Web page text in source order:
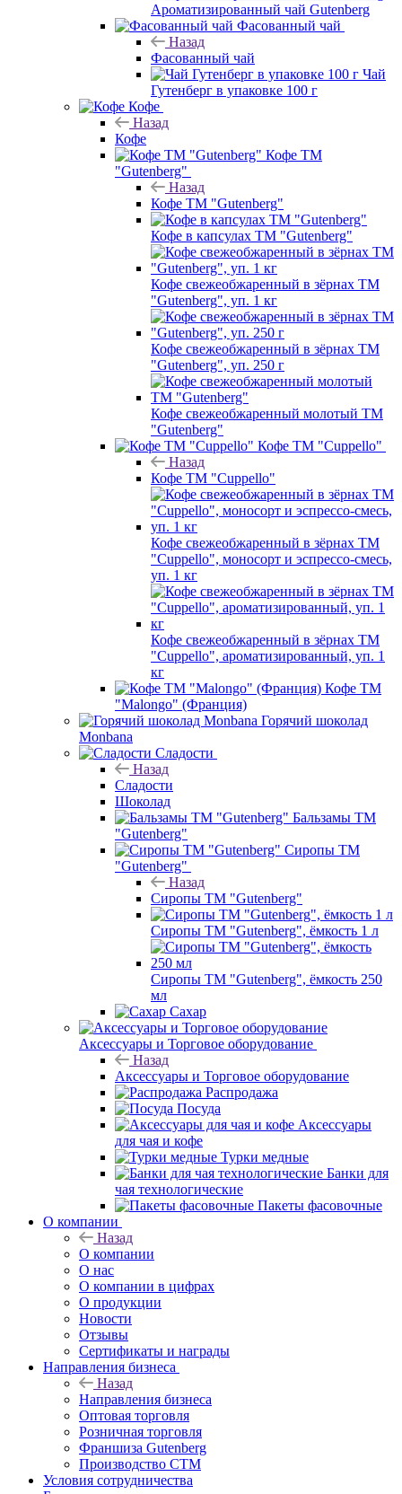
Ароматизированный чай Gutenberg
Фасованный чай
Назад
Фасованный чай
Чай
Гутенберг в упаковке 100 г
Кофе
Назад
Кофе
Кофе ТМ
"Gutenberg"
Назад
Кофе ТМ "Gutenberg"
Кофе в капсулах ТМ "Gutenberg"
Кофе свежеобжаренный в зёрнах ТМ
"Gutenberg", уп. 1 кг
Кофе свежеобжаренный в зёрнах ТМ
"Gutenberg", уп. 250 г
Кофе свежеобжаренный молотый ТМ
"Gutenberg"
Кофе ТМ "Cuppello"
Назад
Кофе ТМ "Cuppello"
Кофе свежеобжаренный в зёрнах ТМ
"Cuppello", моносорт и эспрессо-смесь,
уп. 1 кг
Кофе свежеобжаренный в зёрнах ТМ
"Cuppello", ароматизированный, уп. 1
кг
Кофе ТМ
"Malongo" (Франция)
Горячий шоколад
Monbana
Сладости
Назад
Сладости
Шоколад
Бальзамы ТМ
"Gutenberg"
Сиропы ТМ
"Gutenberg"
Назад
Сиропы ТМ "Gutenberg"
Сиропы ТМ "Gutenberg", ёмкость 1 л
Сиропы ТМ "Gutenberg", ёмкость 250
мл
Сахар
Аксессуары и Торговое оборудование
Назад
Аксессуары и Торговое оборудование
Распродажа
Посуда
Аксессуары
для чая и кофе
Турки медные
Банки для
чая технологические
Пакеты фасовочные
О компании
Назад
О компании
О нас
О компании в цифрах
О продукции
Новости
Отзывы
Сертификаты и награды
Направления бизнеса
Назад
Направления бизнеса
Оптовая торговля
Розничная торговля
Франшиза Gutenberg
Производство СТМ
Условия сотрудничества